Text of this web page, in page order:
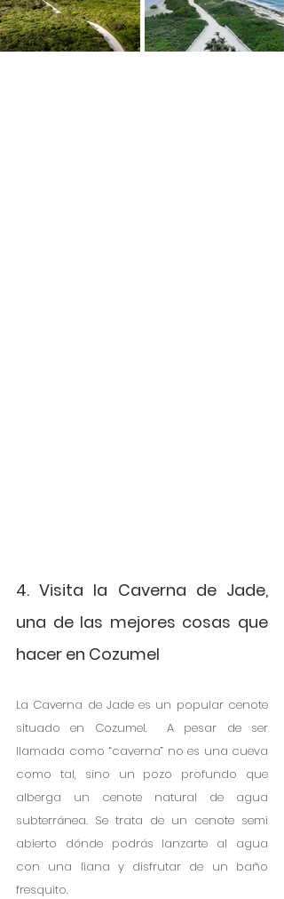
4. Visita la Caverna de Jade,
una de las mejores cosas que
hacer en Cozumel
La Caverna de Jade es un popular cenote
situado en Cozumel.  A pesar de ser
llamada como “caverna” no es una cueva
como tal, sino un pozo profundo que
alberga un cenote natural de agua
subterránea. Se trata de un cenote semi
abierto dónde podrás lanzarte al agua
con una liana y disfrutar de un baño
fresquito.